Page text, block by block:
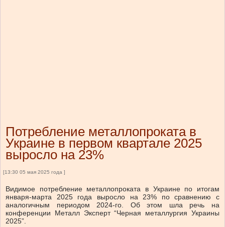
Потребление металлопроката в
Украине в первом квартале 2025
выросло на 23%
[13:30 05 мая 2025 года ]
Видимое потребление металлопроката в Украине по итогам
января-марта 2025 года выросло на 23% по сравнению с
аналогичным периодом 2024-го. Об этом шла речь на
конференции Металл Эксперт “Черная металлургия Украины
2025”.